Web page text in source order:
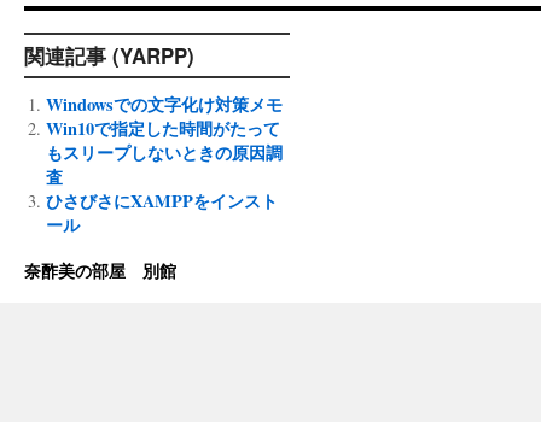
関連記事 (YARPP)
Windowsでの文字化け対策メモ
Win10で指定した時間がたって
もスリープしないときの原因調
査
ひさびさにXAMPPをインスト
ール
奈酢美の部屋 別館